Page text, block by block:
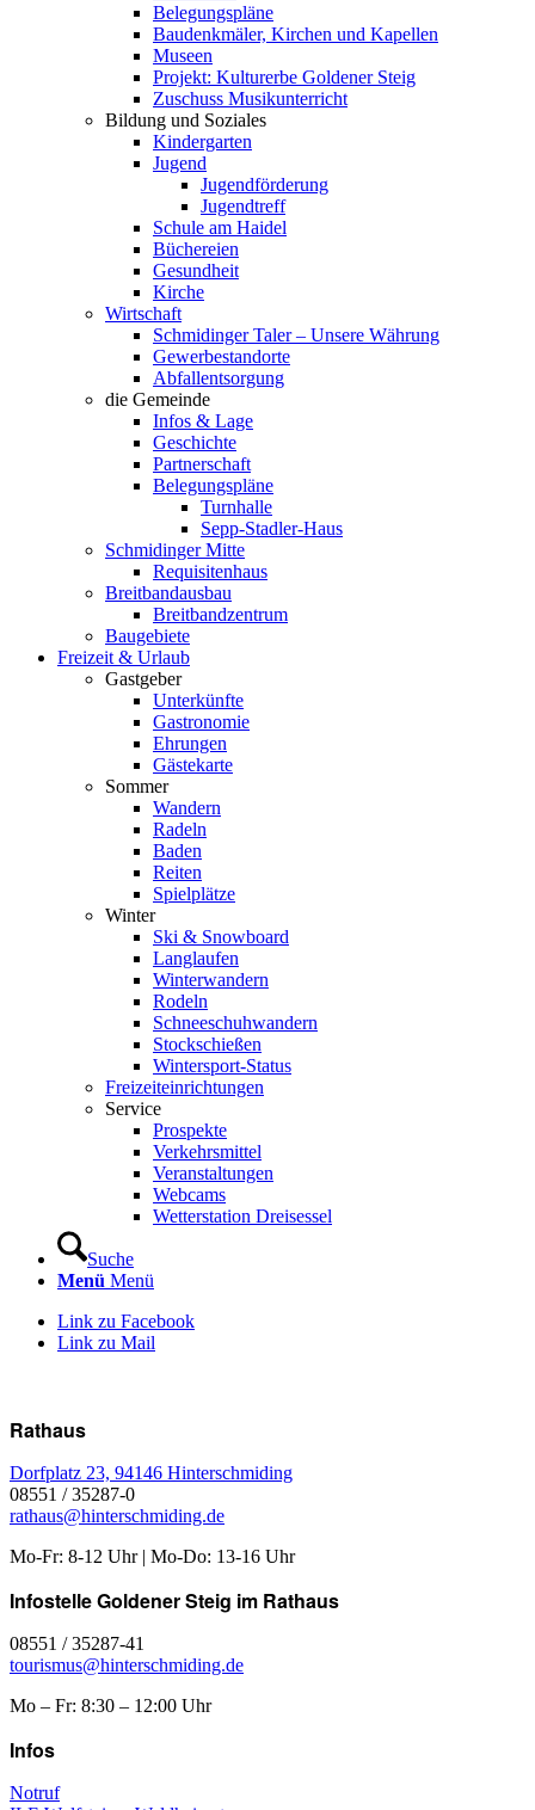
Belegungspläne
Baudenkmäler, Kirchen und Kapellen
Museen
Projekt: Kulturerbe Goldener Steig
Zuschuss Musikunterricht
Bildung und Soziales
Kindergarten
Jugend
Jugendförderung
Jugendtreff
Schule am Haidel
Büchereien
Gesundheit
Kirche
Wirtschaft
Schmidinger Taler – Unsere Währung
Gewerbestandorte
Abfallentsorgung
die Gemeinde
Infos & Lage
Geschichte
Partnerschaft
Belegungspläne
Turnhalle
Sepp-Stadler-Haus
Schmidinger Mitte
Requisitenhaus
Breitbandausbau
Breitbandzentrum
Baugebiete
Freizeit & Urlaub
Gastgeber
Unterkünfte
Gastronomie
Ehrungen
Gästekarte
Sommer
Wandern
Radeln
Baden
Reiten
Spielplätze
Winter
Ski & Snowboard
Langlaufen
Winterwandern
Rodeln
Schneeschuhwandern
Stockschießen
Wintersport-Status
Freizeit­einrichtungen
Service
Prospekte
Verkehrsmittel
Veranstaltungen
Webcams
Wetterstation Dreisessel
Suche
Menü Menü
Link zu Facebook
Link zu Mail
Rathaus
Dorfplatz 23, 94146 Hinterschmiding
08551 / 35287-0
rathaus@hinterschmiding.de
Mo-Fr: 8-12 Uhr | Mo-Do: 13-16 Uhr
Infostelle Goldener Steig im Rathaus
08551 / 35287-41
tourismus@hinterschmiding.de
Mo – Fr: 8:30 – 12:00 Uhr
Infos
Notruf